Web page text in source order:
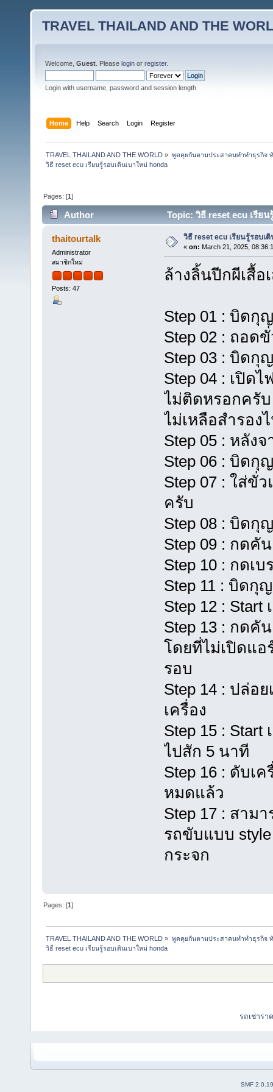
TRAVEL THAILAND AND THE
Welcome, Guest . Please login or register.
Login with username, password and session length
Home Help Search Login Register
TRAVEL THAILAND AND THE WORLD » พูดคุยกันตามประสาคนทำทำธุรกิจ ทั
วิธี reset ecu เรียนรู้รอบเดินเบาใหม่ honda
Pages: [1]
Author Topic: วิธี reset ecu เรีย
thaitourtalk
Administrator
สมาชิกใหม่
Posts: 47
วิธี reset ecu เรียนรู้รอบเ
« on: March 21, 2025,
ล้างลิ้นปีกผีเสื้อ
Step 01 : บิดกุ
Step 02 : ถอด
Step 03 : บิดกุ
Step 04 : เปิด
ไม่ติดหรอกครั
ไม่เหลือสำรอง
Step 05 : หลัง
Step 06 : บิดกุ
Step 07 : ใส่ขั่
ครับ
Step 08 : บิดกุ
Step 09 : กดคั
Step 10 : กดเ
Step 11 : บิดกุ
Step 12 : Start
Step 13 : กดคั
โดยที่ไม่เปิดแอ
รอบ
Step 14 : ปล่อ
เครื่อง
Step 15 : Start
ไปสัก 5 นาที
Step 16 : ดับเ
หมดแล้ว
Step 17 : สาม
รถขับแบบ
กระจก
Pages: [1]
TRAVEL THAILAND AND THE WORLD » พูดคุยกันตามประสาคนทำทำธุรกิจ ทั
วิธี reset ecu เรียนรู้รอบเดินเบาใหม่ honda
รถเช่าร
SMF 2.0.19